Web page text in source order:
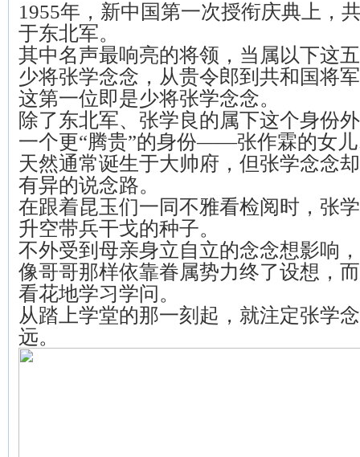
1955年，新中国第一次授衔庆典上，
于东北军。
其中名声最响亮的将领，当属以下这
少将张学念念，从贵令郎到共和国将军
这第一位即是少将张学念念。
除了东北军、张学良的属下这个身份
一个更“腾贵”的身份——张作霖的女
天然通常诞生于大帅府，但张学念念
有异的说念路。
在跟着昆玉们一同不雅看检阅时，张
升空带兵干戈的种子。
不外受到母亲身立自立的念念想影响
像哥哥那样依靠眷属势力终了设想，
看花地学习学问。
从踏上学堂的那一刻起，就注定张学
远。